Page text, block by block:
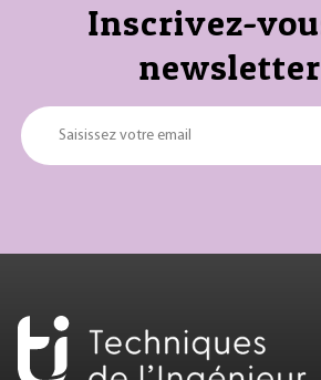
Inscrivez-
Saisissez votre email